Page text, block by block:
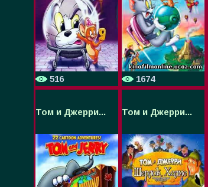
516 1674
Том и Джерри... Том и Джерри...